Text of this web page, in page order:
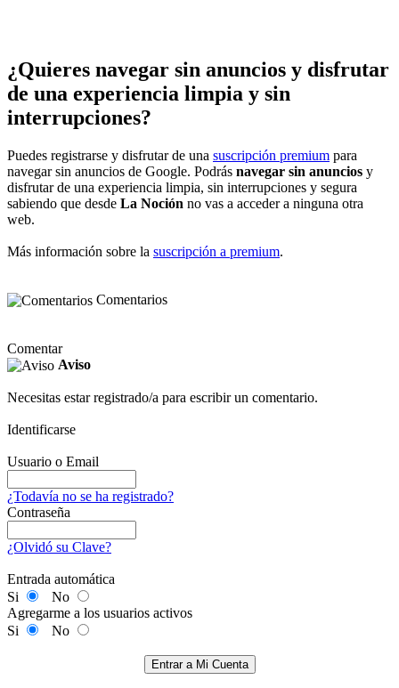
¿Quieres navegar sin anuncios y disfrutar
de una experiencia limpia y sin
interrupciones?
Puedes registrarse y disfrutar de una suscripción premium para
navegar sin anuncios de Google. Podrás navegar sin anuncios y
disfrutar de una experiencia limpia, sin interrupciones y segura
sabiendo que desde La Noción no vas a acceder a ninguna otra
web.
Más información sobre la suscripción a premium.
Comentarios
Comentar
Aviso
Necesitas estar registrado/a para escribir un comentario.
Identificarse
Usuario o Email
¿Todavía no se ha registrado?
Contraseña
¿Olvidó su Clave?
Entrada automática
Si
No
Agregarme a los usuarios activos
Si
No
Entrar a Mi Cuenta